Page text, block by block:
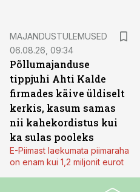
MAJANDUSTULEMUSED
06.08.26, 09:34
Põllumajanduse
tippjuhi Ahti Kalde
firmades käive üldiselt
kerkis, kasum samas
nii kahekordistus kui
ka sulas pooleks
E-Piimast laekumata piimaraha
on enam kui 1,2 miljonit eurot